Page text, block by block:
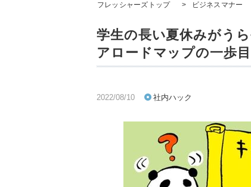
フレッシャーズトップ > ビジネスマナー
学生の長い夏休みがう
アロードマップの一歩目
2022/08/10 社内ハック